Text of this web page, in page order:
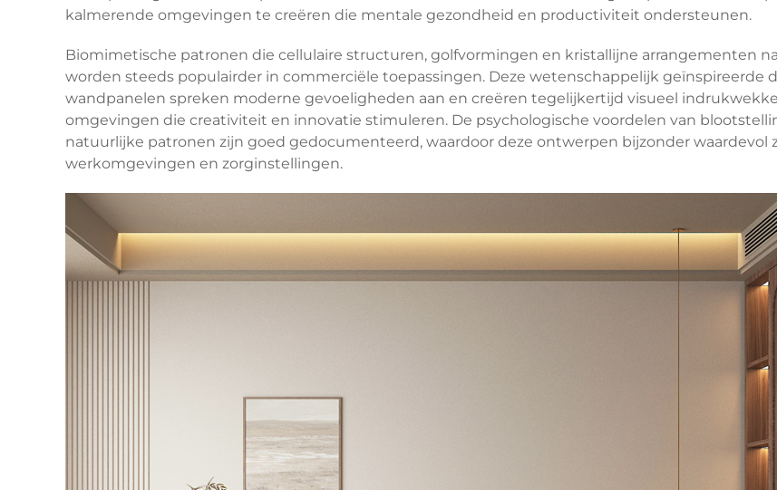
kalmerende omgevingen te creëren die mentale gezondheid en productiviteit ondersteunen.
Biomimetische patronen die cellulaire structuren, golfvormingen en kristallijne arrangementen
worden steeds populairder in commerciële toepassingen. Deze wetenschappelijk geïnspireerde
wandpanelen spreken moderne gevoeligheden aan en creëren tegelijkertijd visueel
omgevingen die creativiteit en innovatie stimuleren. De psychologische voordelen van
natuurlijke patronen zijn goed gedocumenteerd, waardoor deze ontwerpen bijzonder waardevol
werkomgevingen en zorginstellingen.